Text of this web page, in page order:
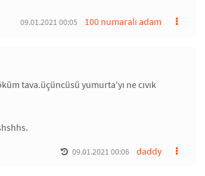
100 numaralı adam
09.01.2021 00:05
tava.üçüncüsü yumurta'yı ne cıvık
daddy
09.01.2021 00:06